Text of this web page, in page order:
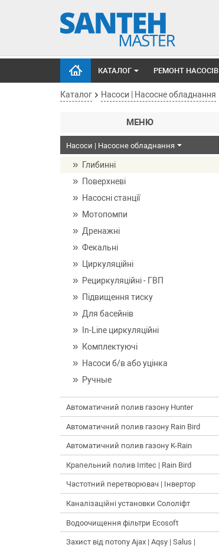
КАТАЛОГ РЕМОНТ НАСОСІВ
Каталог Насоси | Насосне обладнання
МЕНЮ
Насоси | Насосне обладнання
Глибинні
Поверхневі
Насосні станції
Мотопомпи
Дренажні
Фекальні
Циркуляційні
Рециркуляційні - ГВП
Підвищення тиску
Для басейнів
In-Line циркуляційні
Комплектуючі
Насоси б/в або уцінка
Ручные
Автоматичний полив газону Hunter
Автоматичний полив газону Rain Bird
Автоматичний полив газону K-Rain
Крапельний полив Irritec | Rain Bird
Частотний перетворювач | Інвертор
Каналізаційні установки Сололіфт
Водоочищення фільтри Ecosoft
Захист від потопу Ajax | Aqsy | Salus |